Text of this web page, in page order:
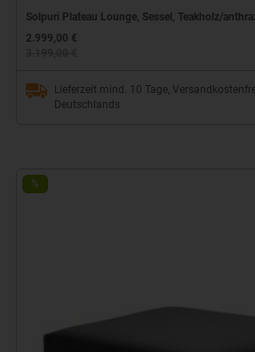
Solpuri Plateau Lounge, Sessel, Teakholz/
2.999,00 €
Lieferzeit mind. 10 Tage,
Deutschlands
%